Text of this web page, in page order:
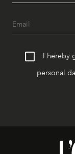
I hereby
personal